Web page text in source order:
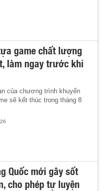
game chất lượng
làm ngay trước khi
của chương trình khuyến
sẽ kết thúc trong tháng 8
Quốc mới gây sốt
cho phép tự luyện